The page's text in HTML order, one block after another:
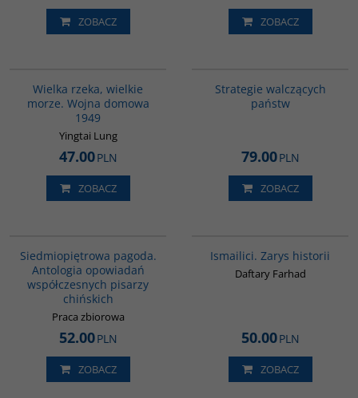
ZOBACZ ZOBACZ
Wielka rzeka, wielkie
morze. Wojna domowa
1949
Yingtai Lung
47.00PLN
ZOBACZ
Strategie walczących
państw
79.00PLN
ZOBACZ
Siedmiopiętrowa pagoda.
Antologia opowiadań
współczesnych pisarzy
chińskich
Praca zbiorowa
52.00PLN
ZOBACZ
Ismailici. Zarys historii
Daftary Farhad
50.00PLN
ZOBACZ